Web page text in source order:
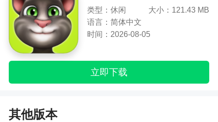
类型：休闲
大小：121.43 MB
语言：简体中文
时间：2026-08-05
立即下载
其他版本